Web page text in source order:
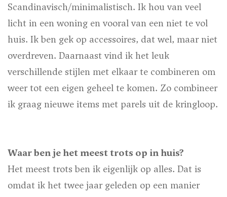
Scandinavisch/minimalistisch. Ik hou van veel
licht in een woning en vooral van een niet te vol
huis. Ik ben gek op accessoires, dat wel, maar niet
overdreven. Daarnaast vind ik het leuk
verschillende stijlen met elkaar te combineren om
weer tot een eigen geheel te komen. Zo combineer
ik graag nieuwe items met parels uit de kringloop.
Waar ben je het meest trots op in huis?
Het meest trots ben ik eigenlijk op alles. Dat is
omdat ik het twee jaar geleden op een manier